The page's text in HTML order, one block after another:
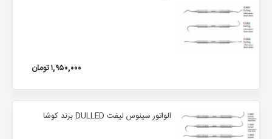
۱,۹۵۰,۰۰۰ تومان
الواتور سینوس لیفت DULLED برند کوشا